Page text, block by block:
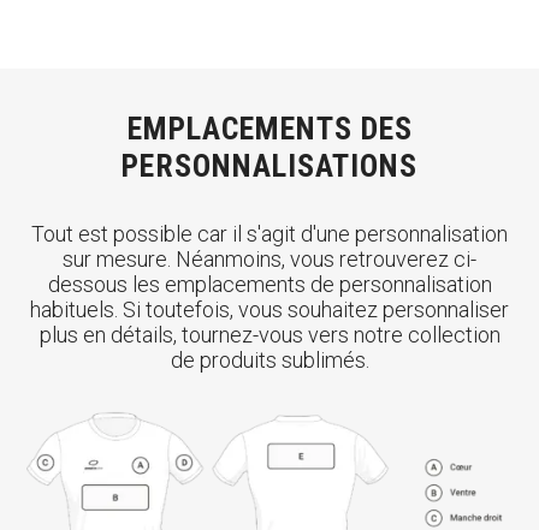
EMPLACEMENTS DES
PERSONNALISATIONS
Tout est possible car il s'agit d'une personnalisation
sur mesure. Néanmoins, vous retrouverez ci-
dessous les emplacements de personnalisation
habituels. Si toutefois, vous souhaitez personnaliser
plus en détails, tournez-vous vers notre collection
de produits sublimés.